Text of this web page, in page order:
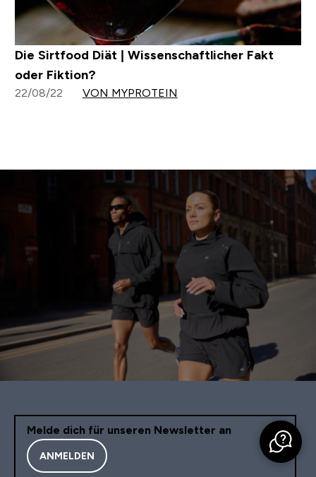
Die Sirtfood Diät | Wissenschaftlicher Fakt
oder Fiktion?
22/08/22 VON MYPROTEIN
Melde dich für unseren Newsletter an
ANMELDEN